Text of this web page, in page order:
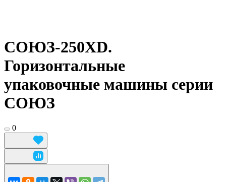
СОЮЗ-250XD.
Горизонтальные
упаковочные машины серии
СОЮЗ
0